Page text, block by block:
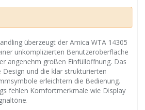
überzeugt der Amica WTA 14305
unkomplizierten Benutzeroberfläche
angenehm großen Einfüllöffnung. Das
Design und die klar strukturierten
erleichtern die Bedienung.
fehlen Komfortmerkmale wie Display